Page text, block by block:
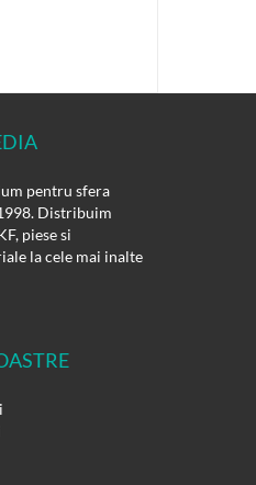
pentru sfera
Distribuim
piese si
la cele mai inalte